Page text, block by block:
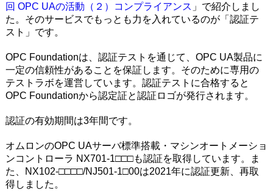
回 OPC UAの活動（２）コンプライアンス 」で紹介しまし
た。そのサービスでもっとも力を入れているのが「認証テ
スト」です。
OPC Foundationは、認証テストを通じて、OPC UA製品に
一定の信頼性があることを保証します。そのために専用の
テストラボを運営しています。認証テストに合格すると
OPC Foundationから認定証と認証ロゴが発行されます。
認証の有効期間は3年間です。
オムロンのOPC UAサーバ標準搭載・マシンオートメーショ
ンコントローラ NX701-1□□□も認証を取得しています。ま
た、NX102-□□□□/NJ501-1□00は2021年に認証更新、再取
得しました。